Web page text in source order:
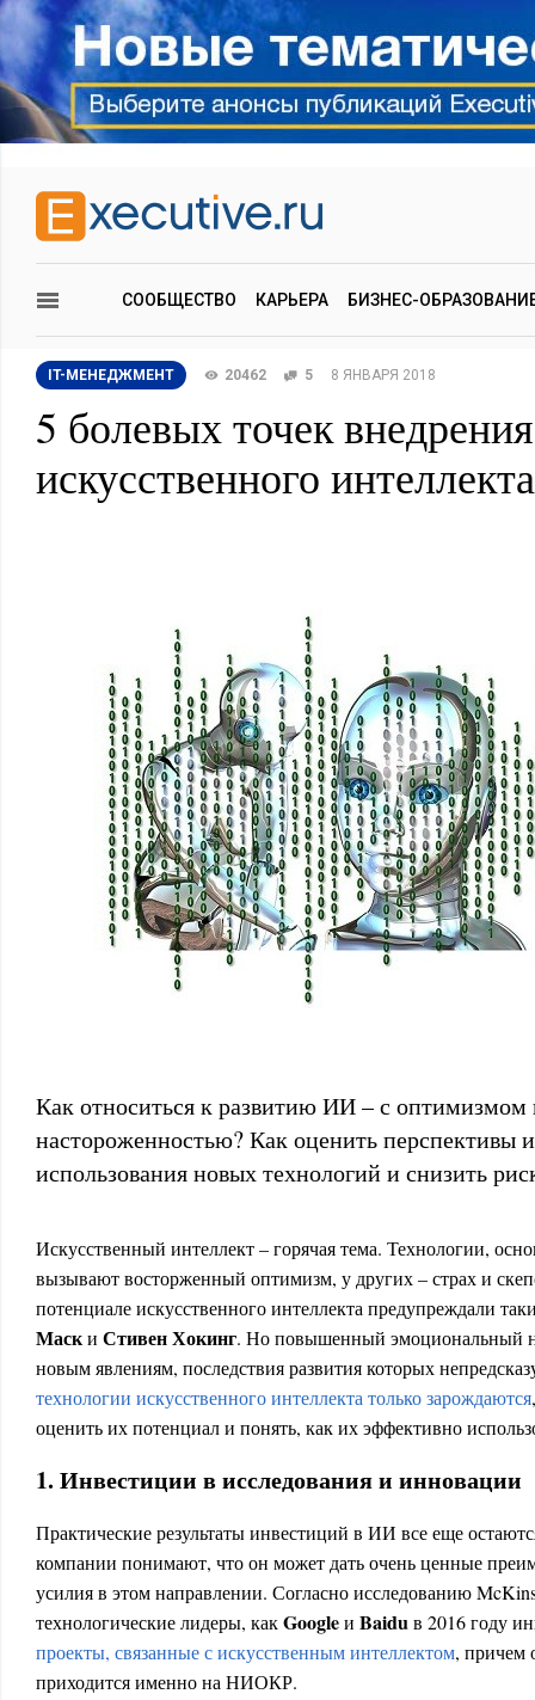
СООБЩЕСТВО КАРЬЕРА БИЗНЕС-
IT-МЕНЕДЖМЕНТ 20462 5 8 ЯНВАРЯ 2018
5 болевых точек внедрения
искусственного интеллекта
Как относиться к развитию ИИ – с оптимизмом
настороженностью? Как оценить перспективы
использования новых технологий и снизить
Искусственный интеллект – горячая тема. Технологии,
вызывают восторженный оптимизм, у других – страх и
потенциале искусственного интеллекта предупреждали
Маски Стивен Хокинг. Но повышенный эмоциональный
новым явлениям, последствия развития которых
технологии искусственного интеллекта только зарождаются
оценить их потенциал и понять, как их эффективно
1. Инвестиции в исследования и инновации
Практические результаты инвестиций в ИИ все еще
компании понимают, что он может дать очень ценные
усилия в этом направлении. Согласно исследованию
технологические лидеры, какGoogleи Baiduв 2016 году
проекты, связанные с искусственным интеллектом, причем
приходится именно на НИОКР.